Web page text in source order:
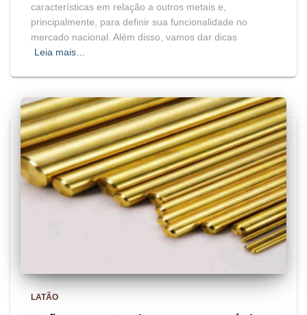
características em relação a outros metais e,
principalmente, para definir sua funcionalidade no
mercado nacional. Além disso, vamos dar dicas
Leia mais…
LATÃO